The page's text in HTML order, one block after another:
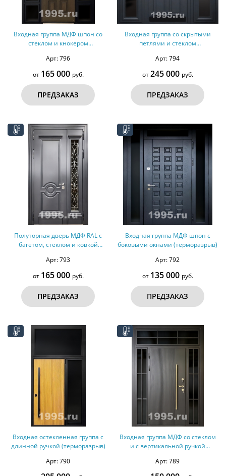
Входная группа МДФ шпон со
стеклом и кнокером
Арт: 796
от 165 000 руб.
ПРЕДЗАКАЗ
Входная группа со скрытыми
петлями и стеклом
Арт: 794
от245 000 руб.
ПРЕДЗАКАЗ
Полуторная дверь МДФ RAL с
багетом, стеклом и ковкой
Арт: 793
от 165 000 руб.
ПРЕДЗАКАЗ
Входная группа МДФ шпон с
боковыми окнами (терморазрыв)
Арт: 792
от 135 000 руб.
ПРЕДЗАКАЗ
Входная остекленная группа с
длинной ручкой (терморазрыв)
Арт: 790
Входная группа МДФ со стеклом
и с вертикальной ручкой
Арт: 789